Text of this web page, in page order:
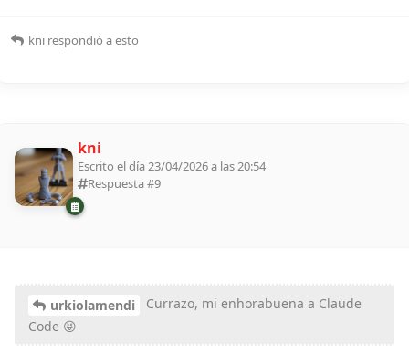
kni respondió a esto
kni
Escrito el día 23/04/2026 a las 20:54
Respuesta #9
urkiolamendi
Currazo, mi enhorabuena a Claude
Code 😝